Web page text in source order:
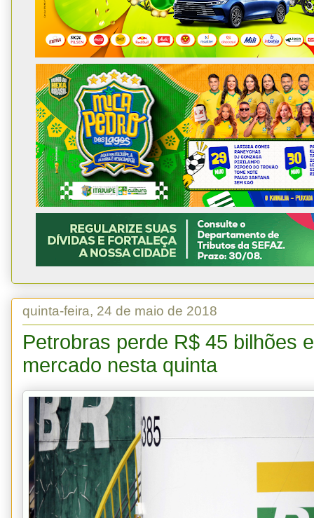
quinta-feira, 24 de maio de 2018
Petrobras perde R$ 45 bilhões
mercado nesta quinta